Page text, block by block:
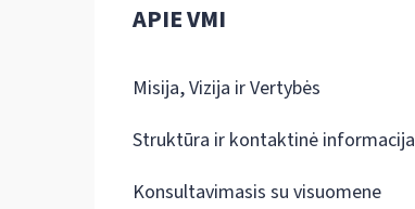
APIE VMI
Misija, Vizija ir Vertybės
Struktūra ir kontaktinė informacija
Konsultavimasis su visuomene